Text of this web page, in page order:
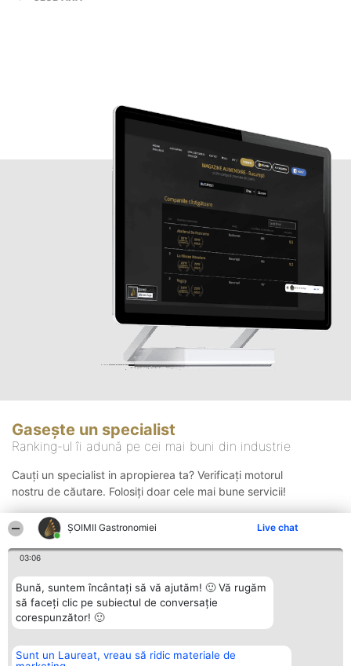
ȘOIMII Gastronomiei Live chat
03:06
Bună, suntem încântați să vă ajutăm! 🙂 Vă rugăm
să faceți clic pe subiectul de conversație
corespunzător! 🙂
Sunt un Laureat, vreau să ridic materiale de
Gasește un specialist
Ranking-ul îi adună pe cei mai buni din industrie
Cauți un specialist in apropierea ta? Verificați motorul
nostru de căutare. Folosiți doar cele mai bune servicii!
Organizator Ranking Plebiscyt Contact